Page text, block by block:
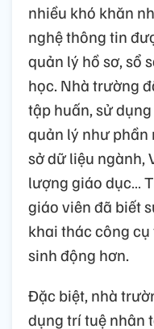
nhiều khó khăn
nghệ thông tin
quản lý hồ sơ, sổ
học. Nhà trường
tập huấn, sử
quản lý như phần
sở dữ liệu ngành,
lượng giáo dục…
giáo viên đã biết
khai thác công
sinh động hơn.
Đặc biệt, nhà
dụng trí tuệ nhân